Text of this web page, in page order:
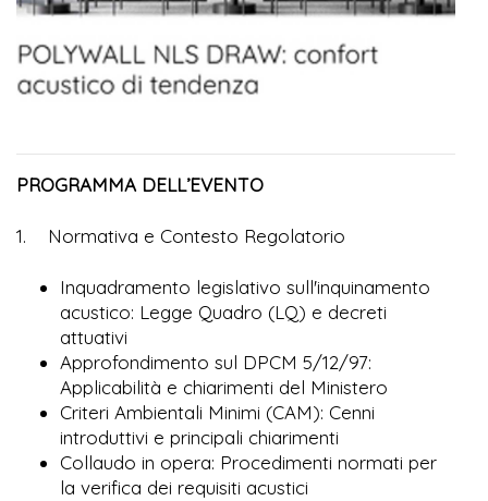
PROGRAMMA DELL’EVENTO
1. Normativa e Contesto Regolatorio
Inquadramento legislativo sull'inquinamento
acustico: Legge Quadro (LQ) e decreti
attuativi
Approfondimento sul DPCM 5/12/97:
Applicabilità e chiarimenti del Ministero
Criteri Ambientali Minimi (CAM): Cenni
introduttivi e principali chiarimenti
Collaudo in opera: Procedimenti normati per
la verifica dei requisiti acustici